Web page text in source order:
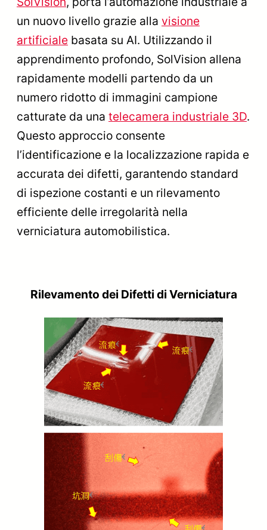
un nuovo livello grazie alla visione
artificiale basata su AI. Utilizzando il
apprendimento profondo, SolVision allena
rapidamente modelli partendo da un
numero ridotto di immagini campione
catturate da una telecamera industriale 3D.
Questo approccio consente
l’identificazione e la localizzazione rapida e
accurata dei difetti, garantendo standard
di ispezione costanti e un rilevamento
efficiente delle irregolarità nella
verniciatura automobilistica.
Rilevamento dei Difetti di Verniciatura